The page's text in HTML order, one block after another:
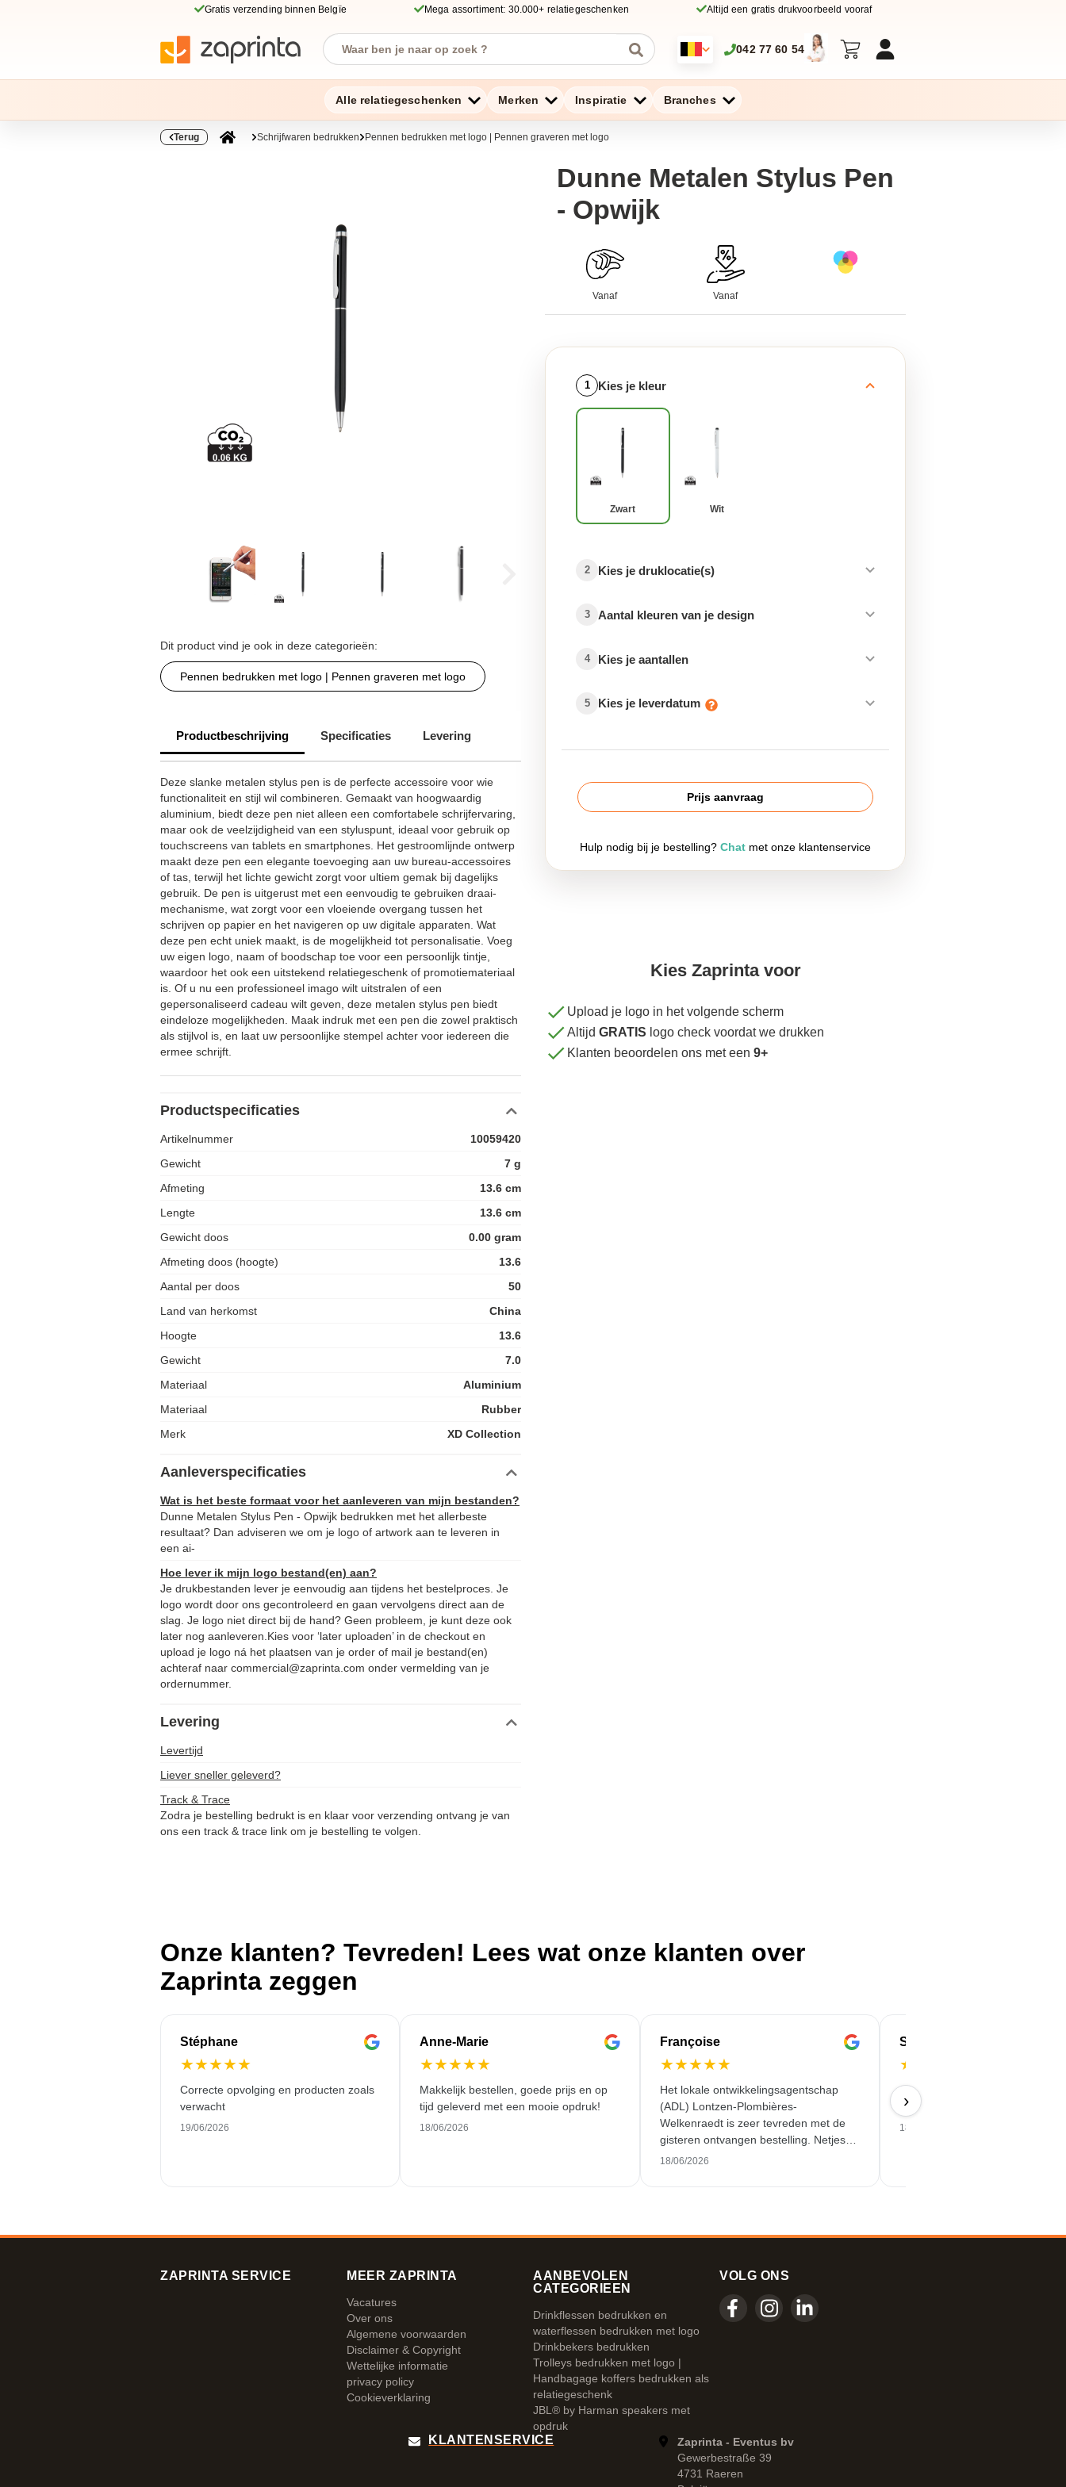
Gratis verzending binnen Belgïe Mega assortiment: 30.000+ relatiegeschenken Altijd een gratis drukvoorbeeld vooraf
042 77 60 54
Alle relatiegeschenken Merken Inspiratie Branches
Terug Schrijfwaren bedrukken Pennen bedrukken met logo | Pennen graveren met logo
Dit product vind je ook in deze categorieën:
Pennen bedrukken met logo | Pennen graveren met logo
Productbeschrijving Specificaties Levering
Deze slanke metalen stylus pen is de perfecte accessoire voor wie
functionaliteit en stijl wil combineren. Gemaakt van hoogwaardig
aluminium, biedt deze pen niet alleen een comfortabele schrijfervaring,
maar ook de veelzijdigheid van een styluspunt, ideaal voor gebruik op
touchscreens van tablets en smartphones. Het gestroomlijnde ontwerp
maakt deze pen een elegante toevoeging aan uw bureau-accessoires
of tas, terwijl het lichte gewicht zorgt voor ultiem gemak bij dagelijks
gebruik. De pen is uitgerust met een eenvoudig te gebruiken draai-
mechanisme, wat zorgt voor een vloeiende overgang tussen het
schrijven op papier en het navigeren op uw digitale apparaten. Wat
deze pen echt uniek maakt, is de mogelijkheid tot personalisatie. Voeg
uw eigen logo, naam of boodschap toe voor een persoonlijk tintje,
waardoor het ook een uitstekend relatiegeschenk of promotiemateriaal
is. Of u nu een professioneel imago wilt uitstralen of een
gepersonaliseerd cadeau wilt geven, deze metalen stylus pen biedt
eindeloze mogelijkheden. Maak indruk met een pen die zowel praktisch
als stijlvol is, en laat uw persoonlijke stempel achter voor iedereen die
ermee schrijft.
Productspecificaties
Artikelnummer
10059420
Gewicht
7 g
Afmeting
13.6 cm
Lengte
13.6 cm
Gewicht doos
0.00 gram
Afmeting doos (hoogte)
13.6
Aantal per doos
50
Land van herkomst
China
Hoogte
13.6
Gewicht
7.0
Materiaal
Aluminium
Materiaal
Rubber
Merk
XD Collection
Aanleverspecificaties
Wat is het beste formaat voor het aanleveren van mijn bestanden?
Dunne Metalen Stylus Pen - Opwijk bedrukken met het allerbeste
resultaat? Dan adviseren we om je logo of artwork aan te leveren in
een ai-
Hoe lever ik mijn logo bestand(en) aan?
Je drukbestanden lever je eenvoudig aan tijdens het bestelproces. Je
logo wordt door ons gecontroleerd en gaan vervolgens direct aan de
slag. Je logo niet direct bij de hand? Geen probleem, je kunt deze ook
later nog aanleveren.Kies voor ‘later uploaden’ in de checkout en
upload je logo ná het plaatsen van je order of mail je bestand(en)
achteraf naar commercial@zaprinta.com onder vermelding van je
ordernummer.
Levering
Levertijd
Liever sneller geleverd?
Track & Trace
Zodra je bestelling bedrukt is en klaar voor verzending ontvang je van
ons een track & trace link om je bestelling te volgen.
Dunne Metalen Stylus Pen
- Opwijk
Vanaf Vanaf
1 Kies je kleur
Zwart Wit
2 Kies je druklocatie(s)
3 Aantal kleuren van je design
4 Kies je aantallen
5 Kies je leverdatum
Prijs aanvraag
Hulp nodig bij je bestelling? Chat met onze klantenservice
Kies Zaprinta voor
Upload je logo in het volgende scherm
Altijd GRATIS logo check voordat we drukken
Klanten beoordelen ons met een 9+
Onze klanten? Tevreden! Lees wat onze klanten over
Zaprinta zeggen
Stéphane
★★★★★
Correcte opvolging en producten zoals
verwacht
19/06/2026
Anne-Marie
★★★★★
Makkelijk bestellen, goede prijs en op
tijd geleverd met een mooie opdruk!
18/06/2026
Françoise
★★★★★
Het lokale ontwikkelingsagentschap
(ADL) Lontzen-Plombières-
Welkenraedt is zeer tevreden met de
gisteren ontvangen bestelling. Netjes
werk en uitstekende service!
18/06/2026
Serife
★
Snel, betrouwbaar en kwalitatief
hoogwaardig geleverd.
18/06/2026
›
ZAPRINTA SERVICE MEER ZAPRINTA
Vacatures
Over ons
Algemene voorwaarden
Disclaimer & Copyright
Wettelijke informatie
privacy policy
Cookieverklaring
AANBEVOLEN
CATEGORIEEN
Drinkflessen bedrukken en
waterflessen bedrukken met logo
Drinkbekers bedrukken
Trolleys bedrukken met logo |
Handbagage koffers bedrukken als
relatiegeschenk
JBL® by Harman speakers met
opdruk
VOLG ONS
KLANTENSERVICE
Zaprinta - Eventus bv
Gewerbestraße 39
4731 Raeren